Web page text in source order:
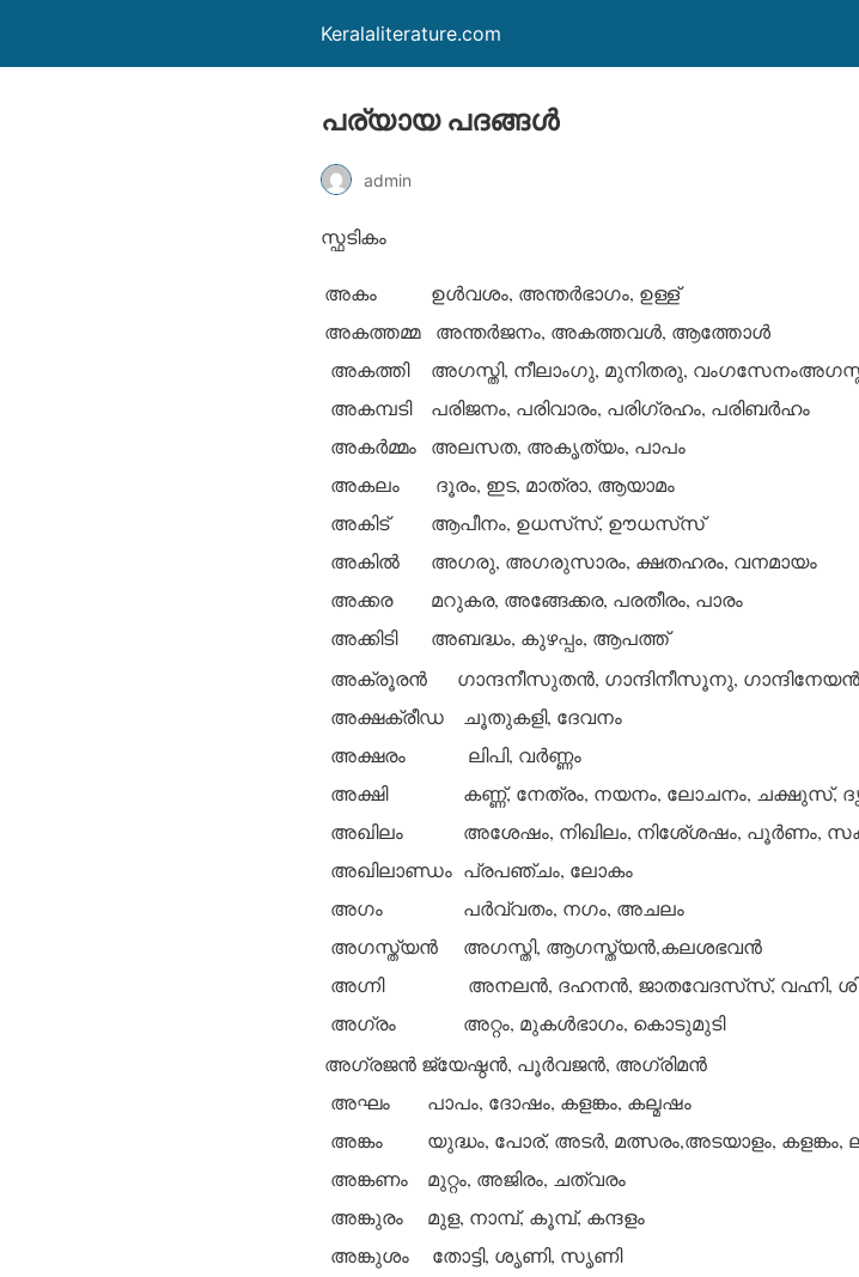
Keralaliterature.com
പര്യായ പദങ്ങള്‍
admin
സ്ഫടികം
അകം
ഉള്‍വശം, അന്തര്‍ഭാഗം, ഉള്ള്
അകത്തമ്മ
അന്തര്‍ജനം, അകത്തവള്‍, ആത്തോള്‍
അകത്തി
അഗസ്തി, നീലാംഗു, മുനിതരു,
അകമ്പടി
പരിജനം, പരിവാരം, പരിഗ്രഹം, പരിബര്‍ഹം
അകര്‍മ്മം
അലസത, അകൃത്യം, പാപം
അകലം
ദൂരം, ഇട, മാത്രാ, ആയാമം
അകിട്
ആപീനം, ഉധസ്‌സ്, ഊധസ്‌സ്
അകില്‍
അഗരു, അഗരുസാരം, ക്ഷതഹരം, വനമായം
അക്കര
മറുകര, അങ്ങേക്കര, പരതീരം, പാരം
അക്കിടി
അബദ്ധം, കുഴപ്പം, ആപത്ത്
അക്രൂരന്‍
ഗാന്ദനീസുതന്‍, ഗാന്ദിനീസൂനു,
അക്ഷക്രീഡ
ചൂതുകളി, ദേവനം
അക്ഷരം
ലിപി, വര്‍ണ്ണം
അക്ഷി
കണ്ണ്, നേത്രം, നയനം, ലോചനം, ചക്ഷുസ്,
അഖിലം
അശേഷം, നിഖിലം, നിശേ്ശഷം, പൂര്‍ണം,
അഖിലാണ്ഡം പ്രപഞ്ചം, ലോകം
അഗം
പര്‍വ്വതം, നഗം, അചലം
അഗസ്ത്യന്‍
അഗസ്തി, ആഗസ്ത്യന്‍,കലശഭവന്‍
അഗ്നി
അനലന്‍, ദഹനന്‍, ജാതവേദസ്‌സ്, വഹ്നി,
അഗ്രം
അറ്റം, മുകള്‍ഭാഗം, കൊടുമുടി
അഗ്രജന്‍ ജ്യേഷ്ഠന്‍, പൂര്‍വജന്‍, അഗ്രിമന്‍
അഘം
പാപം, ദോഷം, കളങ്കം, കല്മഷം
അങ്കം
യുദ്ധം, പോര്, അടര്‍, മത്സരം,അടയാളം, കളങ്കം,
അങ്കണം
മുറ്റം, അജിരം, ചത്വരം
അങ്കുരം
മുള, നാമ്പ്, കൂമ്പ്, കന്ദളം
അങ്കുശം
തോട്ടി, ശൃണി, സൃണി